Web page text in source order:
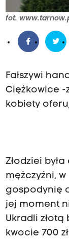
fot.
Fałszywi
Ciężkowice -
kobiety
Złodziei
mężczyźni,
gospodynię
jej moment
Ukradli
kwocie 700